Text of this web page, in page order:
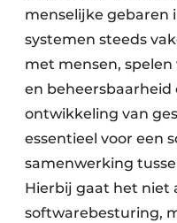
menselijke gebaren
systemen steeds
met mensen,
en beheersbaarheid
ontwikkeling van
essentieel voor een
samenwerking
Hierbij gaat het niet
softwarebesturing,